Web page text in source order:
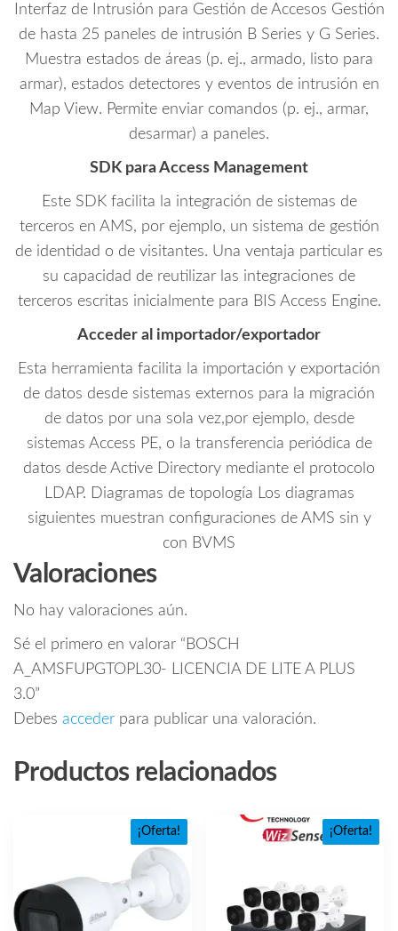
Interfaz de Intrusión para Gestión de Accesos Gestión
de hasta 25 paneles de intrusión B Series y G Series.
Muestra estados de áreas (p. ej., armado, listo para
armar), estados detectores y eventos de intrusión en
Map View. Permite enviar comandos (p. ej., armar,
desarmar) a paneles.
SDK para Access Management
Este SDK facilita la integración de sistemas de
terceros en AMS, por ejemplo, un sistema de gestión
de identidad o de visitantes. Una ventaja particular es
su capacidad de reutilizar las integraciones de
terceros escritas inicialmente para BIS Access Engine.
Acceder al importador/exportador
Esta herramienta facilita la importación y exportación
de datos desde sistemas externos para la migración
de datos por una sola vez,por ejemplo, desde
sistemas Access PE, o la transferencia periódica de
datos desde Active Directory mediante el protocolo
LDAP. Diagramas de topología Los diagramas
siguientes muestran configuraciones de AMS sin y
con BVMS
Valoraciones
No hay valoraciones aún.
Sé el primero en valorar “BOSCH
A_AMSFUPGTOPL30- LICENCIA DE LITE A PLUS
3.0”
Debes acceder para publicar una valoración.
Productos relacionados
¡Oferta! ¡Oferta!